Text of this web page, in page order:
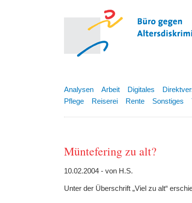
Analysen Arbeit Digitales
Pflege
Reiserei Rente Sonstiges
Müntefering zu alt?
10.02.2004 - von H.S.
Unter der Überschrift „Viel zu alt“